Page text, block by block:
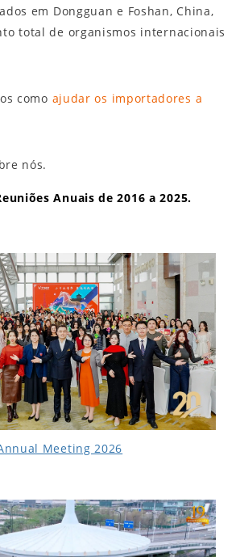
em Dongguan e Foshan, China,
total de organismos internacionais
como ajudar os importadores a
nós.
Anuais de 2016 a 2025.
Meeting 2026